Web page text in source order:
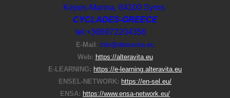
Kepos-Manna, 84100 Syros
CYCLADES-GREECE
tel:+306972204356
E-Μail : info@alteravita.eu
Web: https://alteravita.eu
E-LEARNING: https://e-learning.alteravita.eu
ENSEL-NETWORK: https://en-sel.eu/
ENSA: https://www.ensa-network.eu/